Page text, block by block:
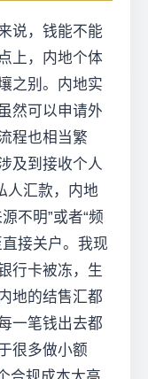
说，钱能不能
上，内地个体
之别。内地实
然可以申请外
程也相当繁
及到接收个人
人汇款，内地
不明”或者“频
接关户。我现
行卡被冻，生
地的结售汇都
一笔钱出去都
很多做小额